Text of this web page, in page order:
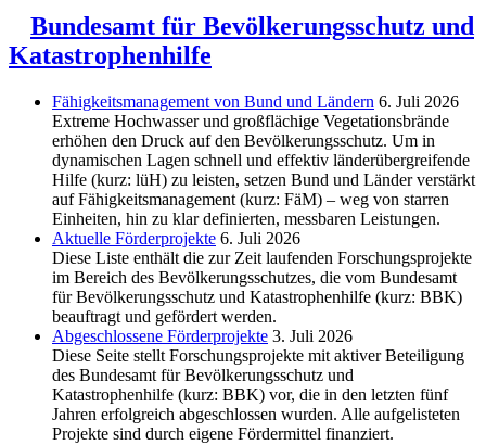
Bundesamt für Bevölkerungsschutz und
Katastrophenhilfe
Fähigkeitsmanagement von Bund und Ländern 6. Juli 2026
Extreme Hochwasser und großflächige Vegetationsbrände
erhöhen den Druck auf den Bevölkerungsschutz. Um in
dynamischen Lagen schnell und effektiv länderübergreifende
Hilfe (kurz: lüH) zu leisten, setzen Bund und Länder verstärkt
auf Fähigkeitsmanagement (kurz: FäM) – weg von starren
Einheiten, hin zu klar definierten, messbaren Leistungen.
Aktuelle Förderprojekte 6. Juli 2026
Diese Liste enthält die zur Zeit laufenden Forschungsprojekte
im Bereich des Be­völkerungs­schutzes, die vom Bundesamt
für Bevölkerungsschutz und Katastrophenhilfe (kurz: BBK)
beauftragt und gefördert werden.
Abgeschlos­sene Förderprojekte 3. Juli 2026
Diese Seite stellt Forschungsprojekte mit aktiver Beteiligung
des Bundesamt für Bevölkerungsschutz und
Katastrophenhilfe (kurz: BBK) vor, die in den letzten fünf
Jahren erfolgreich abgeschlossen wurden. Alle aufgelisteten
Projekte sind durch eigene Fördermittel finanziert.